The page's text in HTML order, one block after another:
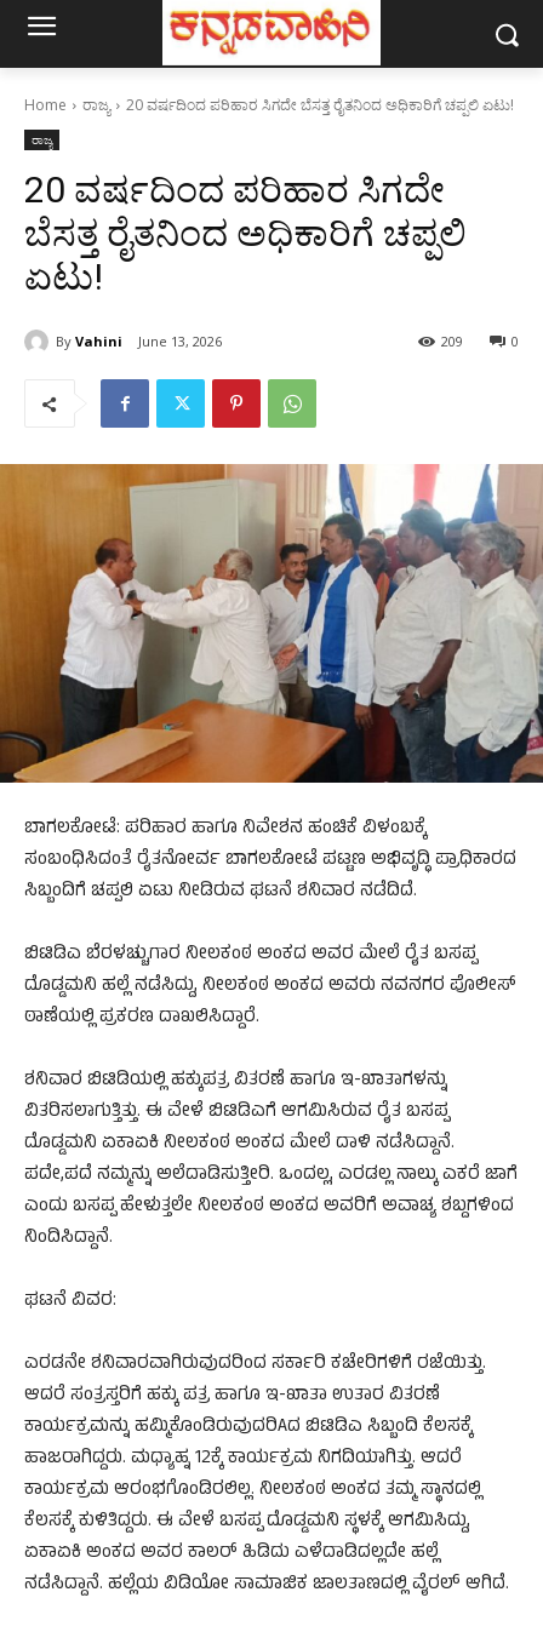
Home ರಾಜ್ಯ 20 ವರ್ಷದಿಂದ ಪರಿಹಾರ ಸಿಗದೇ ಬೆಸತ್ತ ರೈತನಿಂದ ಅಧಿಕಾರಿಗೆ ಚಪ್ಪಲಿ ಏಟು!
ರಾಜ್ಯ
20 ವರ್ಷದಿಂದ ಪರಿಹಾರ ಸಿಗದೇ
ಬೆಸತ್ತ ರೈತನಿಂದ ಅಧಿಕಾರಿಗೆ ಚಪ್ಪಲಿ
ಏಟು!
By Vahini June 13, 2026 0
209
ಬಾಗಲಕೋಟೆ: ಪರಿಹಾರ ಹಾಗೂ ನಿವೇಶನ ಹಂಚಿಕೆ ವಿಳಂಬಕ್ಕೆ
ಸಂಬಂಧಿಸಿದಂತೆ ರೈತನೋರ್ವ ಬಾಗಲಕೋಟೆ ಪಟ್ಟಣ ಅಭಿವೃದ್ಧಿ ಪ್ರಾಧಿಕಾರದ
ಸಿಬ್ಬಂದಿಗೆ ಚಪ್ಪಲಿ ಏಟು ನೀಡಿರುವ ಘಟನೆ ಶನಿವಾರ ನಡೆದಿದೆ.
ಬಿಟಿಡಿಎ ಬೆರಳಚ್ಚುಗಾರ ನೀಲಕಂಠ ಅಂಕದ ಅವರ ಮೇಲೆ ರೈತ ಬಸಪ್ಪ
ದೊಡ್ಡಮನಿ ಹಲ್ಲೆ ನಡೆಸಿದ್ದು, ನೀಲಕಂಠ ಅಂಕದ ಅವರು ನವನಗರ ಪೊಲೀಸ್
ಠಾಣೆಯಲ್ಲಿ ಪ್ರಕರಣ ದಾಖಲಿಸಿದ್ದಾರೆ.
ಶನಿವಾರ ಬಿಟಿಡಿಯಲ್ಲಿ ಹಕ್ಕುಪತ್ರ ವಿತರಣೆ ಹಾಗೂ ಇ-ಖಾತಾಗಳನ್ನು
ವಿತರಿಸಲಾಗುತ್ತಿತ್ತು. ಈ ವೇಳೆ ಬಿಟಿಡಿಎಗೆ ಆಗಮಿಸಿರುವ ರೈತ ಬಸಪ್ಪ
ದೊಡ್ಡಮನಿ ಏಕಾಏಕಿ ನೀಲಕಂಠ ಅಂಕದ ಮೇಲೆ ದಾಳಿ ನಡೆಸಿದ್ದಾನೆ.
ಪದೇ,ಪದೆ ನಮ್ಮನ್ನು ಅಲೆದಾಡಿಸುತ್ತೀರಿ. ಒಂದಲ್ಲ, ಎರಡಲ್ಲ ನಾಲ್ಕು ಎಕರೆ ಜಾಗೆ
ಎಂದು ಬಸಪ್ಪ ಹೇಳುತ್ತಲೇ ನೀಲಕಂಠ ಅಂಕದ ಅವರಿಗೆ ಅವಾಚ್ಯ ಶಬ್ದಗಳಿಂದ
ನಿಂದಿಸಿದ್ದಾನೆ.
ಘಟನೆ ವಿವರ:
ಎರಡನೇ ಶನಿವಾರವಾಗಿರುವುದರಿಂದ ಸರ್ಕಾರಿ ಕಚೇರಿಗಳಿಗೆ ರಜೆಯಿತ್ತು.
ಆದರೆ ಸಂತ್ರಸ್ತರಿಗೆ ಹಕ್ಕು ಪತ್ರ ಹಾಗೂ ಇ-ಖಾತಾ ಉತಾರ ವಿತರಣೆ
ಕಾರ್ಯಕ್ರಮನ್ನು ಹಮ್ಮಿಕೊಂಡಿರುವುದರಿAದ ಬಿಟಿಡಿಎ ಸಿಬ್ಬಂದಿ ಕೆಲಸಕ್ಕೆ
ಹಾಜರಾಗಿದ್ದರು. ಮಧ್ಯಾಹ್ನ 12ಕ್ಕೆ ಕಾರ್ಯಕ್ರಮ ನಿಗದಿಯಾಗಿತ್ತು. ಆದರೆ
ಕಾರ್ಯಕ್ರಮ ಆರಂಭಗೊಂಡಿರಲಿಲ್ಲ. ನೀಲಕಂಠ ಅಂಕದ ತಮ್ಮ ಸ್ಥಾನದಲ್ಲಿ
ಕೆಲಸಕ್ಕೆ ಕುಳಿತಿದ್ದರು. ಈ ವೇಳೆ ಬಸಪ್ಪ ದೊಡ್ಡಮನಿ ಸ್ಥಳಕ್ಕೆ ಆಗಮಿಸಿದ್ದು,
ಏಕಾಏಕಿ ಅಂಕದ ಅವರ ಕಾಲರ್ ಹಿಡಿದು ಎಳೆದಾಡಿದಲ್ಲದೇ ಹಲ್ಲೆ
ನಡೆಸಿದ್ದಾನೆ. ಹಲ್ಲೆಯ ವಿಡಿಯೋ ಸಾಮಾಜಿಕ ಜಾಲತಾಣದಲ್ಲಿ ವೈರಲ್ ಆಗಿದೆ.